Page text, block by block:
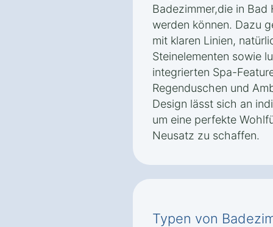
Badezimmer,die in
werden können. Dazu
mit klaren Linien,
Steinelementen sowie
integrierten Spa-
Regenduschen und
Design lässt sich an
um eine perfekte
Neusatz zu schaffen.
Typen von